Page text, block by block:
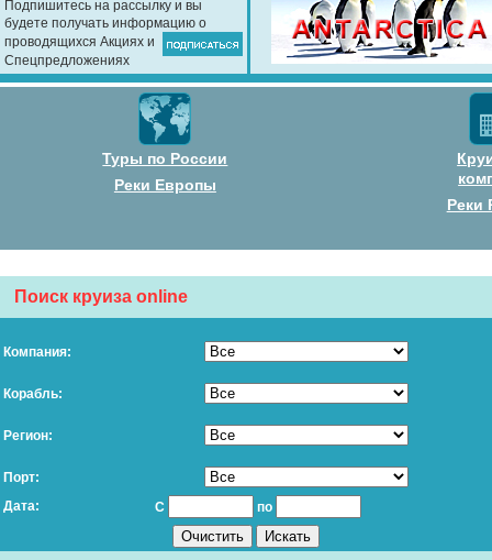
Подпишитесь на рассылку и вы
будете получать информацию о
проводящихся Акциях и
Спецпредложениях
Туры по России
Реки Европы
Реки
Поиск круиза online
Компания:
Корабль:
Регион:
Порт:
Дата:
С по